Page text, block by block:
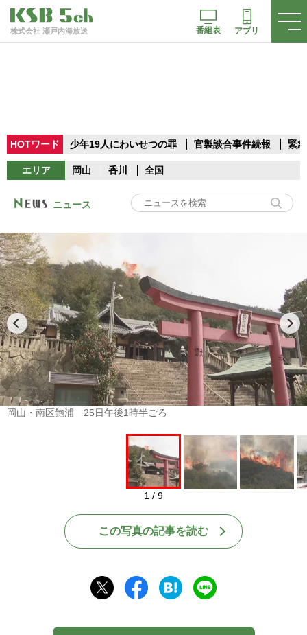
株式会社 瀬戸内海放送 番組表 アプリ
HOTワード 少年19人にわいせつの罪 官製談合事件続報 緊
エリア 岡山 香川 全国
ニュース
岡山・南区飽浦 25日午後1時半ごろ
1 / 9
この写真の記事を読む